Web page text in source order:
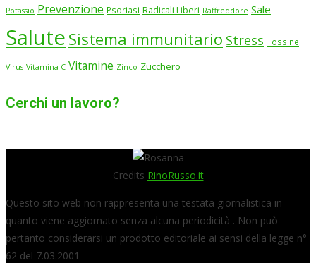
Potassio Prevenzione Psoriasi Radicali Liberi Raffreddore Sale
Salute Sistema immunitario Stress Tossine
Virus Vitamina C Vitamine Zinco Zucchero
Cerchi un lavoro?
Credits RinoRusso.it
Questo sito web non rappresenta una testata giornalistica in
quanto viene aggiornato senza alcuna periodicità . Non può
pertanto considerarsi un prodotto editoriale ai sensi della legge n°
62 del 7.03.2001